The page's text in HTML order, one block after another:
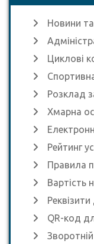
Новини та
Циклові
Розклад
Хмарна
Рейтинг
Правила
Вартість
QR-код